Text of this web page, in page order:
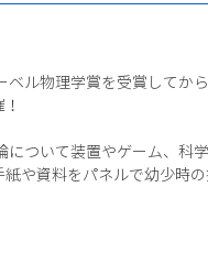
ル物理学賞を受賞してか
ついて装置やゲーム、科
や資料をパネルで幼少時